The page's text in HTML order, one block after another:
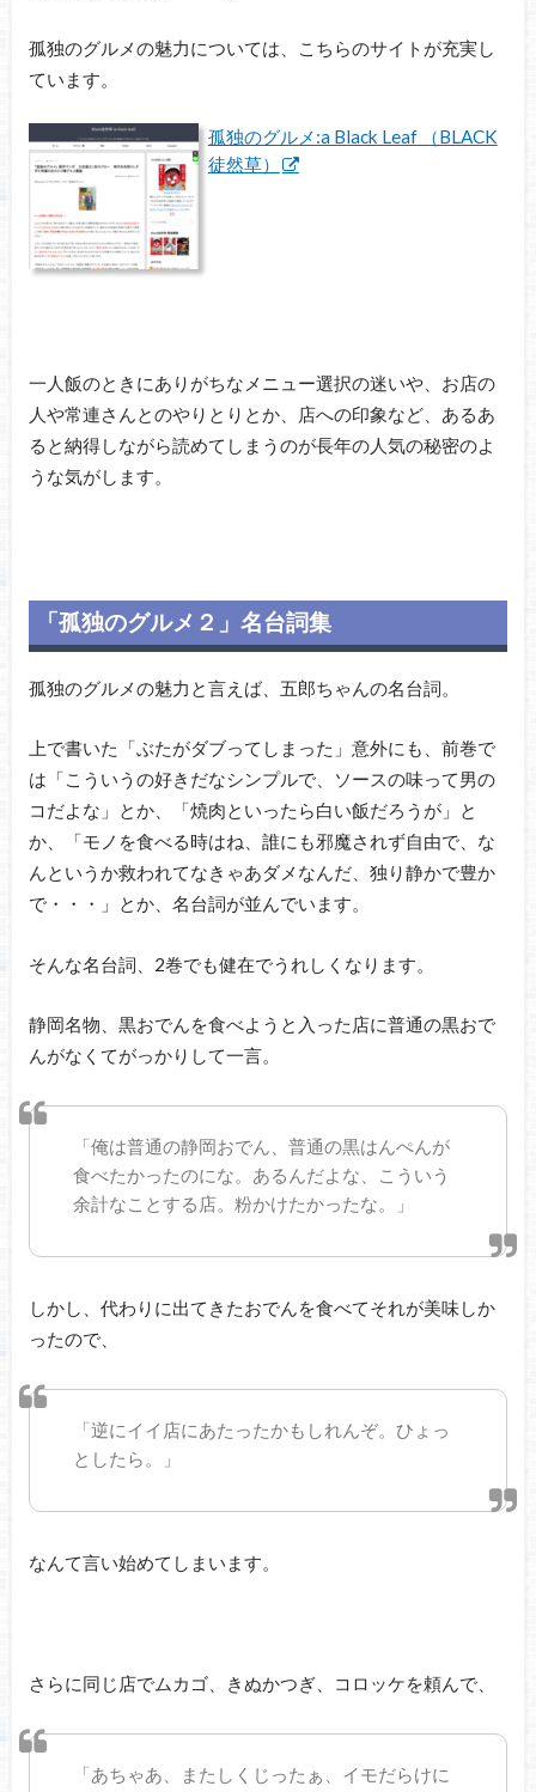
孤独のグルメの魅力については、こちらのサイトが充実し
ています。
孤独のグルメ:a Black Leaf （BLACK
徒然草）
一人飯のときにありがちなメニュー選択の迷いや、お店の
人や常連さんとのやりとりとか、店への印象など、あるあ
ると納得しながら読めてしまうのが長年の人気の秘密のよ
うな気がします。
「孤独のグルメ２」名台詞集
孤独のグルメの魅力と言えば、五郎ちゃんの名台詞。
上で書いた「ぶたがダブってしまった」意外にも、前巻で
は「こういうの好きだなシンプルで、ソースの味って男の
コだよな」とか、「焼肉といったら白い飯だろうが」と
か、「モノを食べる時はね、誰にも邪魔されず自由で、な
んというか救われてなきゃあダメなんだ、独り静かで豊か
で・・・」とか、名台詞が並んでいます。
そんな名台詞、2巻でも健在でうれしくなります。
静岡名物、黒おでんを食べようと入った店に普通の黒おで
んがなくてがっかりして一言。
「俺は普通の静岡おでん、普通の黒はんぺんが
食べたかったのにな。あるんだよな、こういう
余計なことする店。粉かけたかったな。」
しかし、代わりに出てきたおでんを食べてそれが美味しか
ったので、
「逆にイイ店にあたったかもしれんぞ。ひょっ
としたら。」
なんて言い始めてしまいます。
さらに同じ店でムカゴ、きぬかつぎ、コロッケを頼んで、
「あちゃあ、またしくじったぁ、イモだらけに